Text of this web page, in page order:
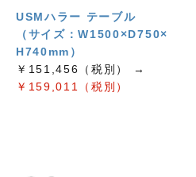
USMハラー テーブル
（サイズ：W1500×D750×
H740mm）
￥151,456（税別） →
￥159,011（税別）